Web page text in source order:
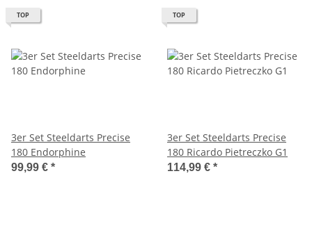
TOP
3er Set Steeldarts Precise
180 Endorphine
99,99 € *
TOP
3er Set Steeldarts Precise
180 Ricardo Pietreczko G1
114,99 € *